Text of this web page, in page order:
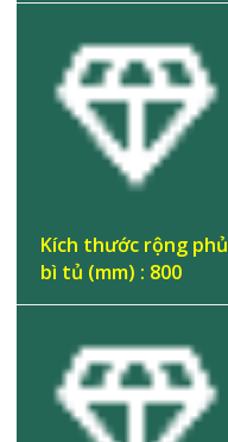
Kích thước rộng phủ
bì tủ (mm) : 800